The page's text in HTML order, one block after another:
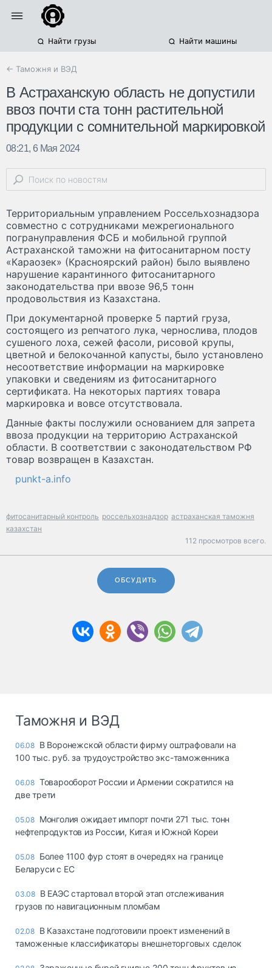
Найти грузы Найти машины
← Таможня и ВЭД
В Астраханскую область не допустили
ввоз почти ста тонн растительной
продукции с сомнительной маркировкой
08:21, 6 Мая 2024
Территориальным управлением Россельхознадзора
совместно с сотрудниками межрегионального
погрануправления ФСБ и мобильной группой
Астраханской таможни на фитосанитарном посту
«Караозек» (Красноярский район) было выявлено
нарушение карантинного фитосанитарного
законодательства при ввозе 96,5 тонн
продовольствия из Казахстана.
При документарной проверке 5 партий груза,
состоящего из репчатого лука, чернослива, плодов
сушеного лоха, сежей фасоли, рисовой крупы,
цветной и белокочанной капусты, было установлено
несоответствие информации на маркировке
упаковки и сведениям из фитосанитарного
сертификата. На некоторых партиях товара
маркировка и вовсе отсутствовала.
Данные факты послужили основанием для запрета
ввоза продукции на территорию Астраханской
области. В соответствии с законодательством РФ
товар возвращен в Казахстан.
punkt-a.info
фитосанитарный контроль россельхознадзор астраханская таможня
казахстан
112 просмотров всего.
ОБСУДИТЬ
Таможня и ВЭД
06.08 В Воронежской области фирму оштрафовали на
100 тыс. руб. за трудоустройство экс-таможенника
06.08 Товарооборот России и Армении сократился на
две трети
05.08 Монголия ожидает импорт почти 271 тыс. тонн
нефтепродуктов из России, Китая и Южной Кореи
05.08 Более 1100 фур стоят в очередях на границе
Беларуси с ЕС
03.08 В ЕАЭС стартовал второй этап отслеживания
грузов по навигационным пломбам
02.08 В Казахстане подготовили проект изменений в
таможенные классификаторы внешнеторговых сделок